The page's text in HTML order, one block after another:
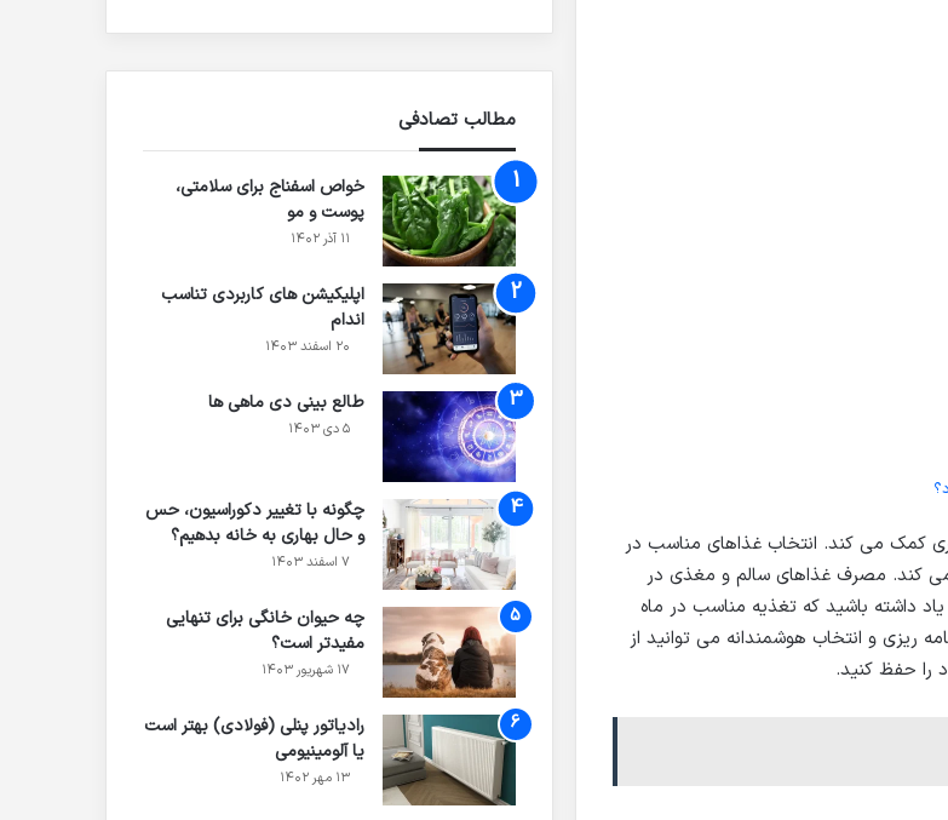
کمک می کند. انتخاب غذاهای مناسب در
کند. مصرف غذاهای سالم و مغذی در
داشته باشید که تغذیه مناسب در ماه
ریزی و انتخاب هوشمندانه می توانید از
را حفظ کنید.
مطالب تصادفی
خواص اسفناج برای سلامتی،
پوست و مو
۱۱ آذر ۱۴۰۲
اپلیکیشن های کاربردی تناسب
اندام
۲۰ اسفند ۱۴۰۳
طالع بینی دی ماهی ها
۵ دی ۱۴۰۳
چگونه با تغییر دکوراسیون، حس
و حال بهاری به خانه بدهیم؟
۷ اسفند ۱۴۰۳
چه حیوان خانگی برای تنهایی
مفیدتر است؟
۱۷ شهریور ۱۴۰۳
رادیاتور پنلی (فولادی) بهتر است
یا آلومینیومی
۱۳ مهر ۱۴۰۲